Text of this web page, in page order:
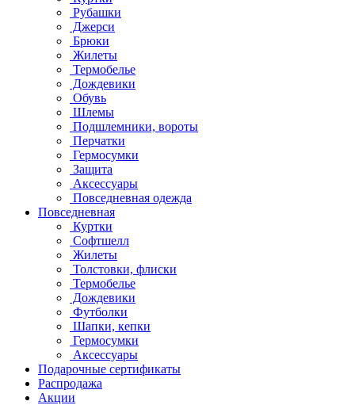
Рубашки
Джерси
Брюки
Жилеты
Термобелье
Дождевики
Обувь
Шлемы
Подшлемники, вороты
Перчатки
Гермосумки
Защита
Аксессуары
Повседневная одежда
Повседневная
Куртки
Софтшелл
Жилеты
Толстовки, флиски
Термобелье
Дождевики
Футболки
Шапки, кепки
Гермосумки
Аксессуары
Подарочные сертификаты
Распродажа
Акции